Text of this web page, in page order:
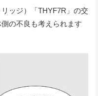
ッジ）「THYF7R」の交
の不良も考えられます